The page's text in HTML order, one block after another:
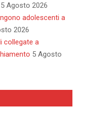
5 Agosto 2026
adolescenti a
2026
collegate a
5 Agosto